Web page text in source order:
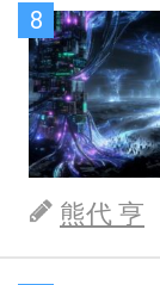
8
熊代 亨